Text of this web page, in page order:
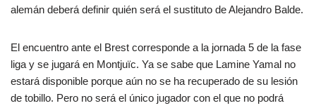
alemán deberá definir quién será el sustituto de Alejandro Balde.
El encuentro ante el Brest corresponde a la jornada 5 de la fase
liga y se jugará en Montjuïc. Ya se sabe que Lamine Yamal no
estará disponible porque aún no se ha recuperado de su lesión
de tobillo. Pero no será el único jugador con el que no podrá